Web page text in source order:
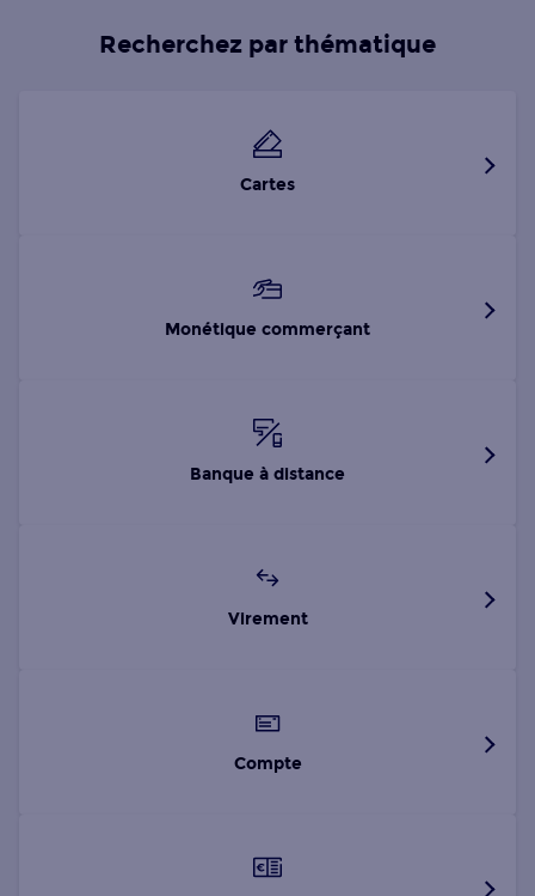
Recherchez par thématique
Cartes
Monétique commerçant
Banque à distance
Virement
Compte